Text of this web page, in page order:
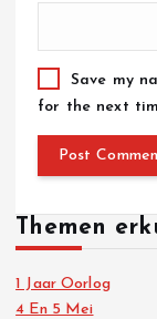
Save my
for the next
Themen
1 Jaar Oorlog
4 En 5 Mei